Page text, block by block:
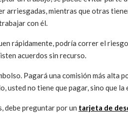
mientras que otras
con él.
rápidamente, podría correr el
acuerdos sin recurso.
Pagará una comisión más alta
no tiene que pagar, sino que la
debe preguntar por un tarjeta de